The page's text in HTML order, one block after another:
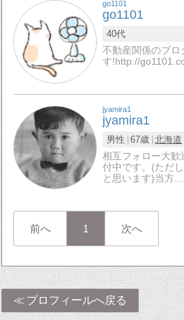
go1101
go1101
40代
不動産関係のブロ
す!http://
jyamira1
jyamira1
男性 67歳 北海道
相互フォロー大歓
付中です。(ただ
と思います)当方…
前へ 1 次へ
プロフィールへ戻る